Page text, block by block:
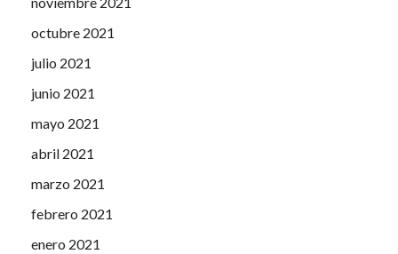
octubre 2021
julio 2021
junio 2021
mayo 2021
abril 2021
marzo 2021
febrero 2021
enero 2021